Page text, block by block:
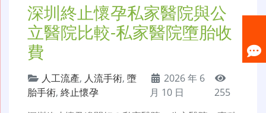
深圳終止懷孕私家醫院與公
立醫院比較-私家醫院墮胎收
費
人工流產, 人流手術, 墮
胎手術, 終止懷孕
2026 年 6
月 10 日
255